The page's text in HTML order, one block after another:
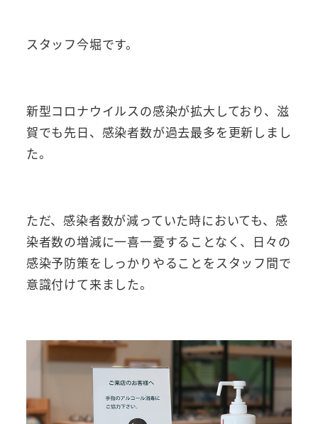
スタッフ今堀です。
新型コロナウイルスの感染が拡大しており、滋
賀でも先日、感染者数が過去最多を更新しまし
た。
ただ、感染者数が減っていた時においても、感
染者数の増減に一喜一憂することなく、日々の
感染予防策をしっかりやることをスタッフ間で
意識付けて来ました。